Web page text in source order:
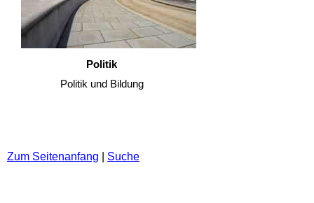
Politik
Politik und Bildung
Zum Seitenanfang Suche